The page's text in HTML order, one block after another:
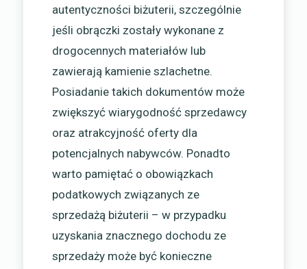
autentyczności biżuterii, szczególnie
jeśli obrączki zostały wykonane z
drogocennych materiałów lub
zawierają kamienie szlachetne.
Posiadanie takich dokumentów może
zwiększyć wiarygodność sprzedawcy
oraz atrakcyjność oferty dla
potencjalnych nabywców. Ponadto
warto pamiętać o obowiązkach
podatkowych związanych ze
sprzedażą biżuterii – w przypadku
uzyskania znacznego dochodu ze
sprzedaży może być konieczne